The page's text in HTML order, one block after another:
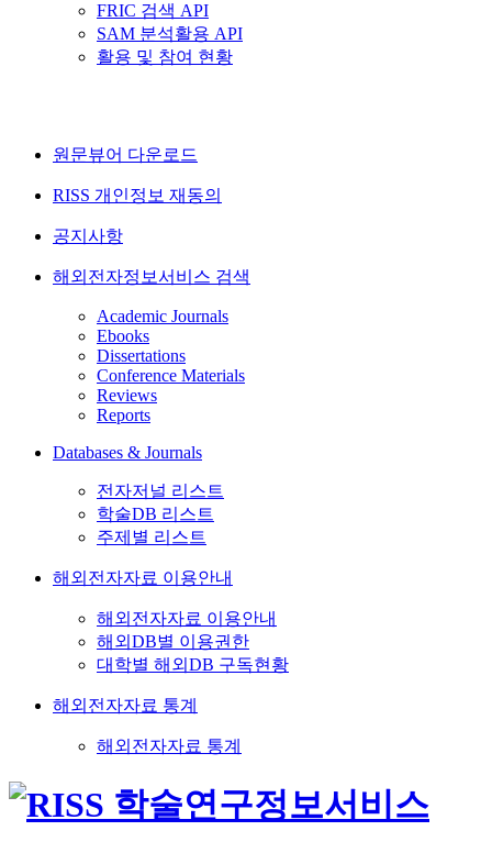
FRIC 검색 API
SAM 분석활용 API
활용 및 참여 현황
원문뷰어 다운로드
RISS 개인정보 재동의
공지사항
해외전자정보서비스 검색
Academic Journals
Ebooks
Dissertations
Conference Materials
Reviews
Reports
Databases & Journals
전자저널 리스트
학술DB 리스트
주제별 리스트
해외전자자료 이용안내
해외전자자료 이용안내
해외DB별 이용권한
대학별 해외DB 구독현황
해외전자자료 통계
해외전자자료 통계